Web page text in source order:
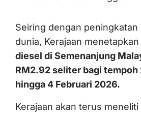
Seiring dengan peningkatan
dunia, Kerajaan menetapkan
diesel di Semenanjung
RM2.92 seliter bagi
hingga 4 Februari 2026.
Kerajaan akan terus